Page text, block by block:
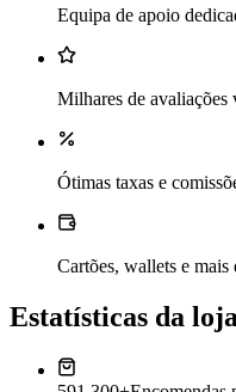
Equipa de apoio
Milhares de avaliações
Ótimas taxas e
Cartões, wallets e mais
Estatísticas da loja